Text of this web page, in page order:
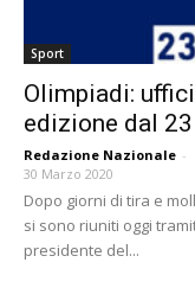
Sport
Olimpiadi:
edizione dal
Redazione Nazionale -
30 Marzo 2020
Dopo giorni di tira e
si sono riuniti oggi
presidente del...